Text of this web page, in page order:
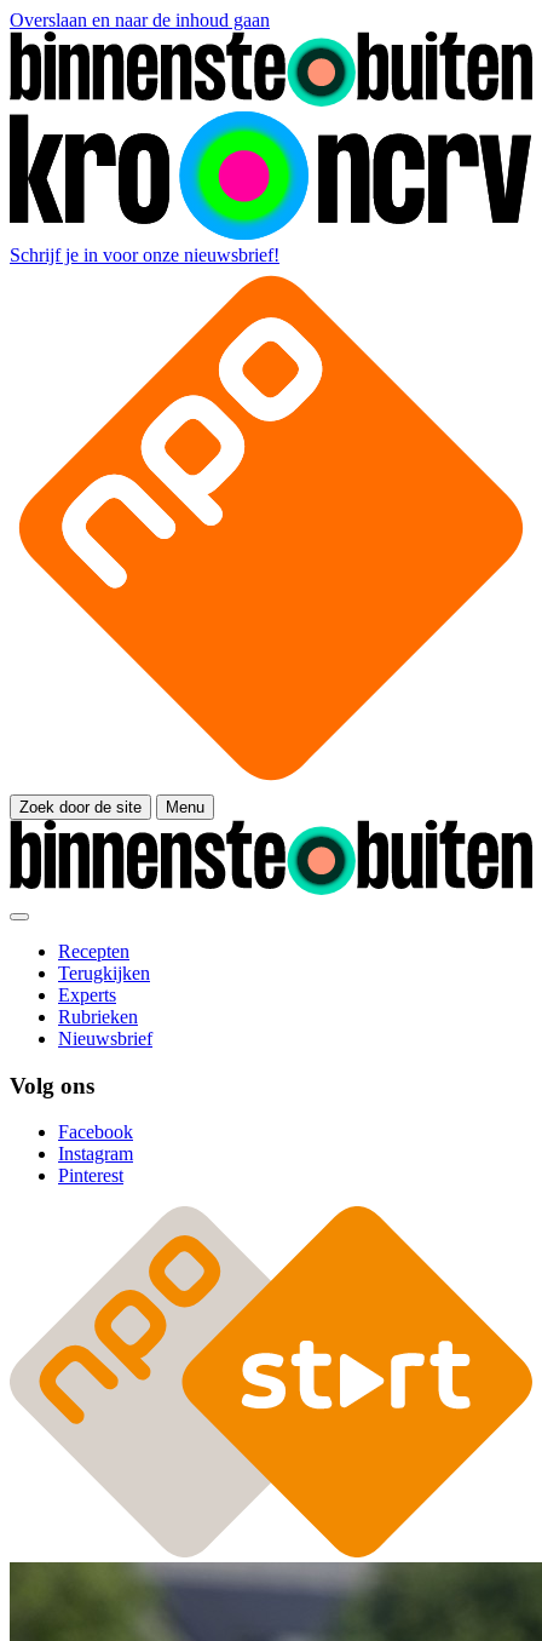
Overslaan en naar de inhoud gaan
Schrijf je in voor onze nieuwsbrief!
Zoek door de site Menu
Recepten
Terugkijken
Experts
Rubrieken
Nieuwsbrief
Volg ons
Facebook
Instagram
Pinterest